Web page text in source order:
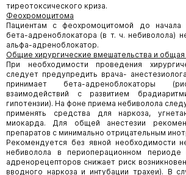
тиреотоксического криза.
Феохромоцитома
Пациентам с феохромоцитомой до начала
бета-адреноблокатора (в т. ч. небиволола)
альфа-адреноблокатор.
Общие хирургические вмешательства и общая
При необходимости проведения
следует предупредить врача-
принимает бета-адреноблокаторы
взаимодействий с развитием
гипотензии). На фоне приема небиволола
применять средства для наркоза,
миокарда. Для общей анестезии
препаратов с минимально отрицательным
Рекомендуется без явной необходимости
небиволола в периоперационном
адренорецепторов снижает риск
вводного наркоза и интубации трахеи). В